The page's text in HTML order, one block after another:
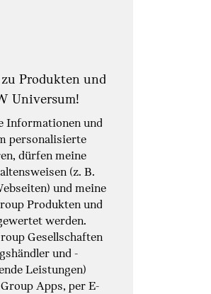
Produkten und
Universum!
Informationen und
personalisierte
dürfen meine
(z. B.
und meine
Produkten und
werden.
Gesellschaften
und -
Leistungen)
Apps, per E-